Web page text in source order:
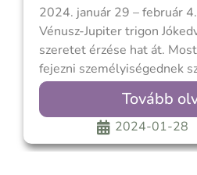
2024. január 29 – február
Vénusz-Jupiter trigon
szeretet érzése hat át.
fejezni személyiségednek
barátságosabb oldalát. Jó
társasági élethez, utazáshoz
kapcsolatok javítására,
szépítésére. Pénzügyi
Tovább
2024-01-28